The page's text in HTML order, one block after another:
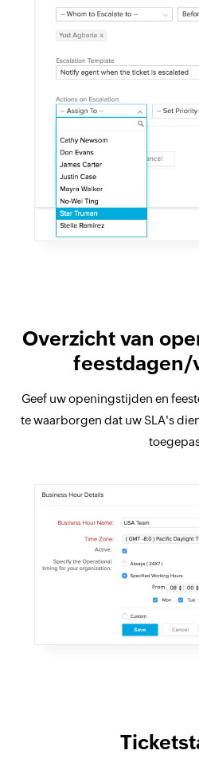
Overzicht van
feestdagen/
Geef uw openingstijden en
te waarborgen dat uw SLA's